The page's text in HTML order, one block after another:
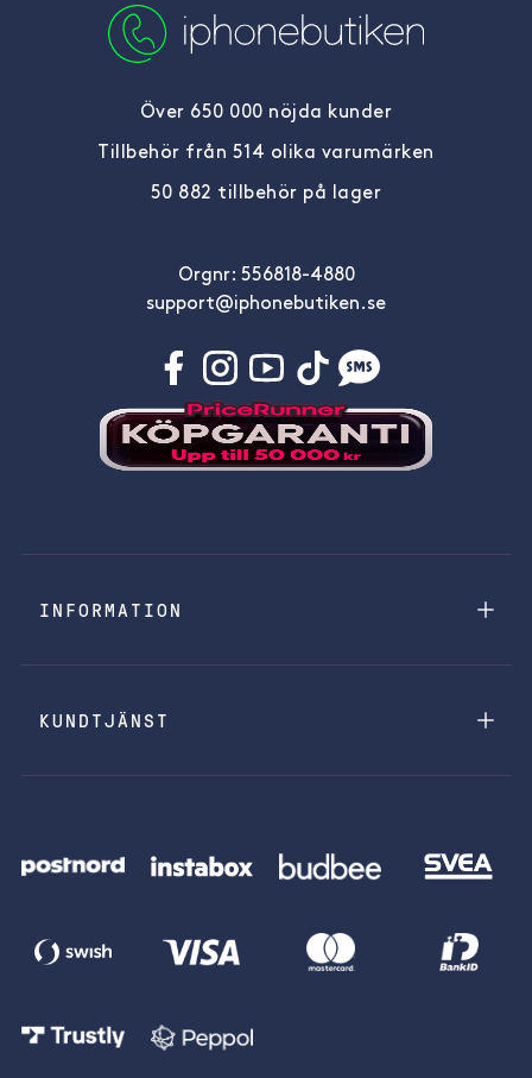
Över 650 000 nöjda kunder
Tillbehör från 514 olika varumärken
50 882 tillbehör på lager
Orgnr: 556818-4880
support@iphonebutiken.se
INFORMATION
KUNDTJÄNST